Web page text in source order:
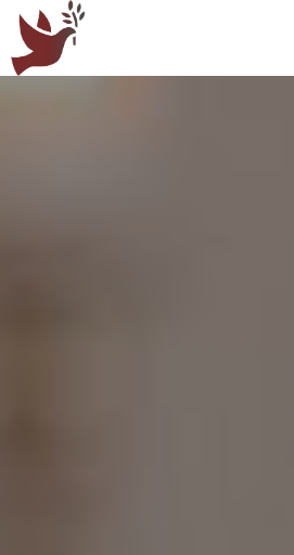
Panneau de gestion des cookies